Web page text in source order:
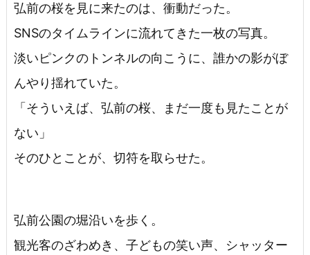
弘前の桜を見に来たのは、衝動だった。
SNSのタイムラインに流れてきた一枚の写真。
淡いピンクのトンネルの向こうに、誰かの影がぼ
んやり揺れていた。
「そういえば、弘前の桜、まだ一度も見たことが
ない」
そのひとことが、切符を取らせた。
弘前公園の堀沿いを歩く。
観光客のざわめき、子どもの笑い声、シャッター